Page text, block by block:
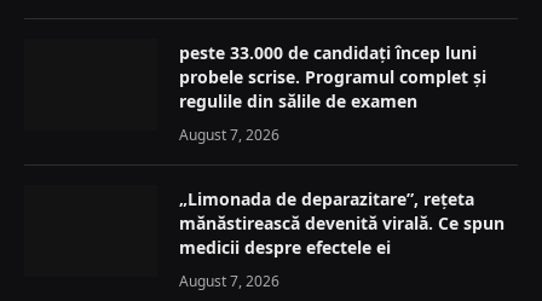
peste 33.000 de candidați încep luni
probele scrise. Programul complet și
regulile din sălile de examen
August 7, 2026
„Limonada de deparazitare”, rețeta
mănăstirească devenită virală. Ce spun
medicii despre efectele ei
August 7, 2026